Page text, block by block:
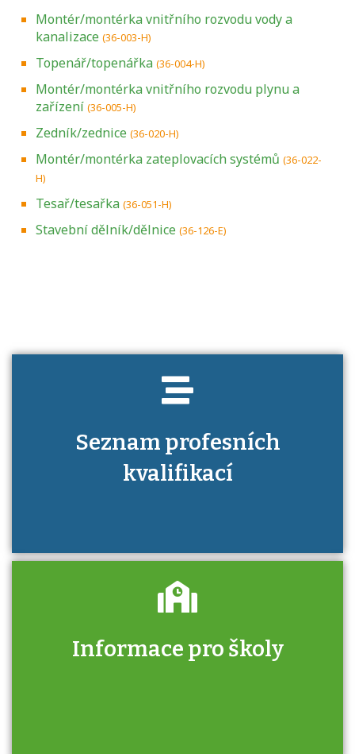
Montér/montérka vnitřního rozvodu vody a
kanalizace (36-003-H)
Topenář/topenářka (36-004-H)
Montér/montérka vnitřního rozvodu plynu a
zařízení (36-005-H)
Zedník/zednice (36-020-H)
Montér/montérka zateplovacích systémů (36-022-
H)
Tesař/tesařka (36-051-H)
Stavební dělník/dělnice (36-126-E)
Seznam profesních
kvalifikací
Projděte si seznam profesních kvalifikací.
Informace pro školy
Zjistěte, jak se přihlásit ke zkoušce a kde